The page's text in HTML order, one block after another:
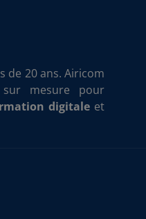
de 20 ans. Airicom
mesure pour
digitale et